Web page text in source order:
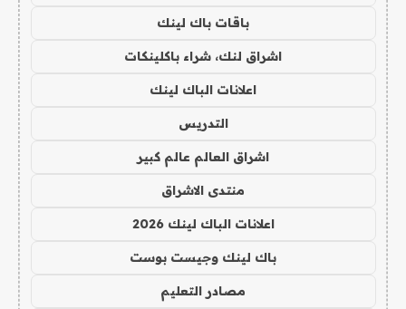
باقات باك لينك
اشراق لنك، شراء باكلينكات
اعلانات الباك لينك
التدريس
اشراق العالم عالم كبير
منتدى الاشراق
اعلانات الباك لينك 2026
باك لينك وجيست بوست
مصادر التعليم